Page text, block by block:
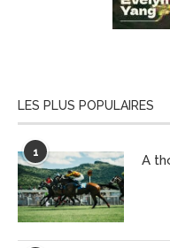
LES PLUS POPULAIRES
1 A